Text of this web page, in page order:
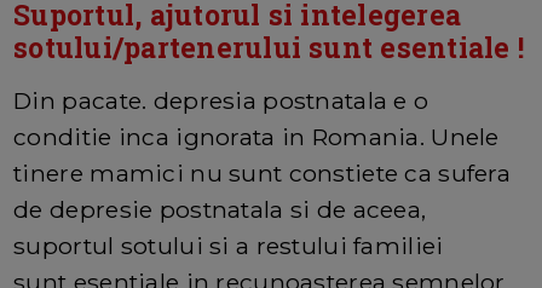
Suportul, ajutorul si intelegerea
sotului/partenerului sunt esentiale !
Din pacate. depresia postnatala e o
conditie inca ignorata in Romania. Unele
tinere mamici nu sunt constiete ca sufera
de depresie postnatala si de aceea,
suportul sotului si a restului familiei
sunt esentiale in recunoasterea semnelor